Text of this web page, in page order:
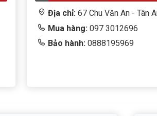
Địa chỉ: 67 Chu Văn An - Tân
Mua hàng:097 3012696
Bảo hành:0888195969